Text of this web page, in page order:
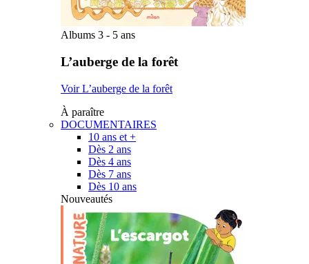
Albums 3 - 5 ans
L’auberge de la forêt
Voir L’auberge de la forêt
À paraître
DOCUMENTAIRES
10 ans et +
Dès 2 ans
Dès 4 ans
Dès 7 ans
Dès 10 ans
Nouveautés